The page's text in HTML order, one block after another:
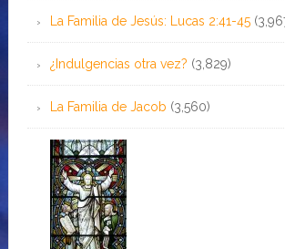
La Familia de Jesús: Lucas 2:41-45
¿Indulgencias otra vez? (3,829)
La Familia de Jacob (3,560)